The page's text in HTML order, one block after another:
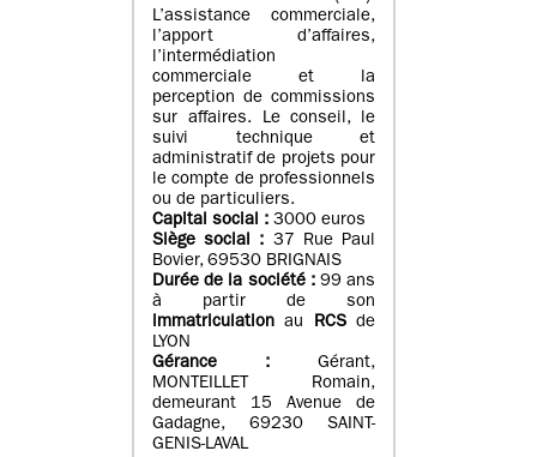
L’assistance commerciale,
l’apport d’affaires,
l’intermédiation
commerciale et la
perception de commissions
sur affaires. Le conseil, le
suivi technique et
administratif de projets pour
le compte de professionnels
ou de particuliers.
Capital social : 3000 euros
Siège social : 37 Rue Paul
Bovier, 69530 BRIGNAIS
Durée de la société : 99 ans
à partir de son
immatriculation au RCSde
LYON
Gérance :
Gérant,
MONTEILLET Romain,
demeurant 15 Avenue de
Gadagne, 69230 SAINT-
GENIS-LAVAL